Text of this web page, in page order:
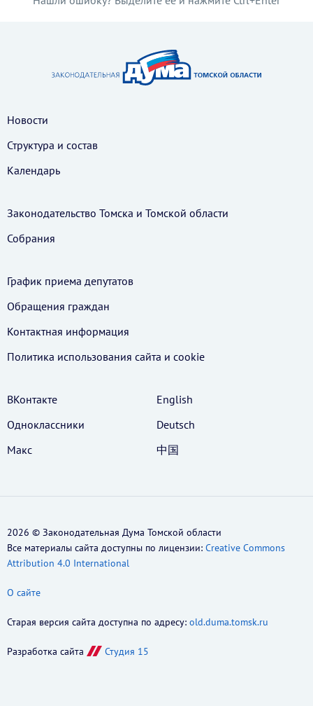
Новости
Структура и состав
Календарь
Законодательство Томска и Томской области
Собрания
График приема депутатов
Обращения граждан
Контактная информация
Политика использования cайта и cookie
ВКонтакте
Одноклассники
Макс
English
Deutsch
中国
2026 © Законодательная Дума Томской области
Все материалы сайта доступны по лицензии: Creative Commons
Attribution 4.0 International
О сайте
Старая версия сайта доступна по адресу: old.duma.tomsk.ru
Разработка сайта Студия 15